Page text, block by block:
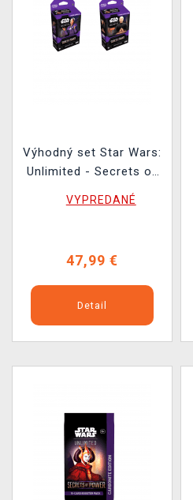
Výhodný set Star Wars:
Unlimited - Secrets of
Power Spotlight Deck
(Chancellor Palpatine) +
VYPREDANÉ
47,99 €
Detail